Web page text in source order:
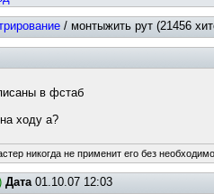
/ монтыжить рут (21456
в фстаб
ходу а?
никогда не применит его без
Дата01.10.07 12:03